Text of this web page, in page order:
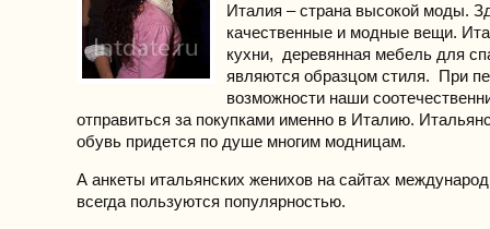
Италия – страна высокой моды.
качественные и модные вещи.
кухни, деревянная мебель для
являются образцом стиля. При
возможности наши
отправиться за покупками именно в Италию.
обувь придется по душе многим модницам.
А анкеты итальянских женихов на сайтах
всегда пользуются популярностью.